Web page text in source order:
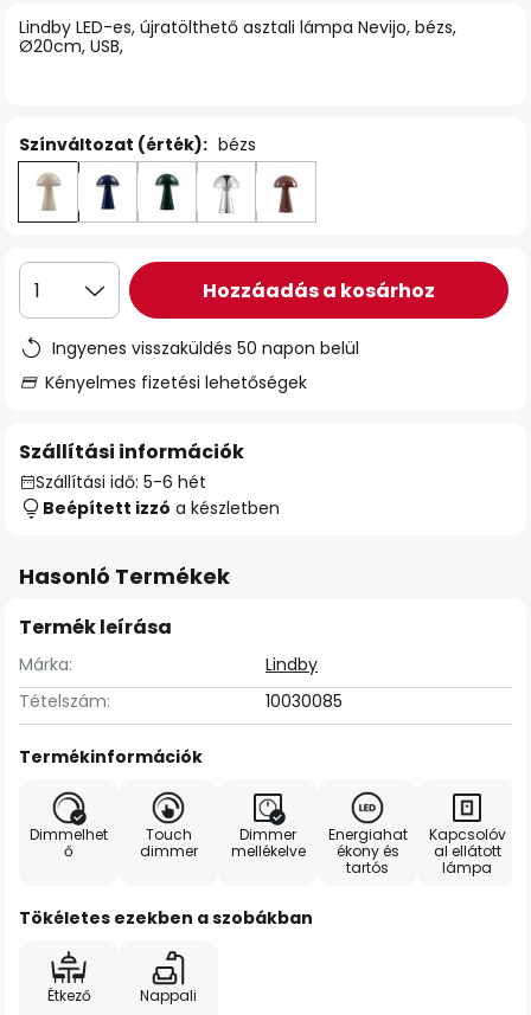
Lindby LED-es, újratölthető asztali lámpa Nevijo, bézs,
Ø20cm, USB,
Színváltozat (érték): bézs
1 Hozzáadás a kosárhoz
Ingyenes visszaküldés 50 napon belül
Kényelmes fizetési lehetőségek
Szállítási információk
Szállítási idő: 5-6 hét
Beépített izzó a készletben
Hasonló Termékek
Termék leírása
Márka:
Lindby
Tételszám:
10030085
Termékinformációk
Dimmelhet
ő
Touch
dimmer
Dimmer
mellékelve
Energiahat
ékony és
tartós
Kapcsolóv
al ellátott
lámpa
Tökéletes ezekben a szobákban
Étkező Nappali